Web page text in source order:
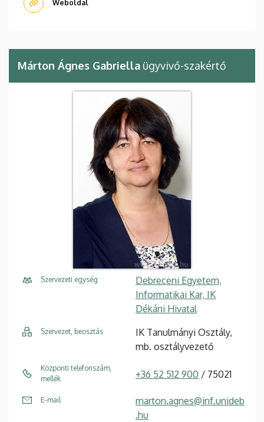
Weboldal
Márton Ágnes Gabriella ügyvivő-szakértő
Szervezeti egység
Debreceni Egyetem,
Informatikai Kar, IK
Dékáni Hivatal
Szervezet, beosztás
IK Tanulmányi Osztály,
mb. osztályvezető
Központi telefonszám,
mellék
+36 52 512 900 / 75021
E-mail
marton.agnes@inf.unideb
.hu